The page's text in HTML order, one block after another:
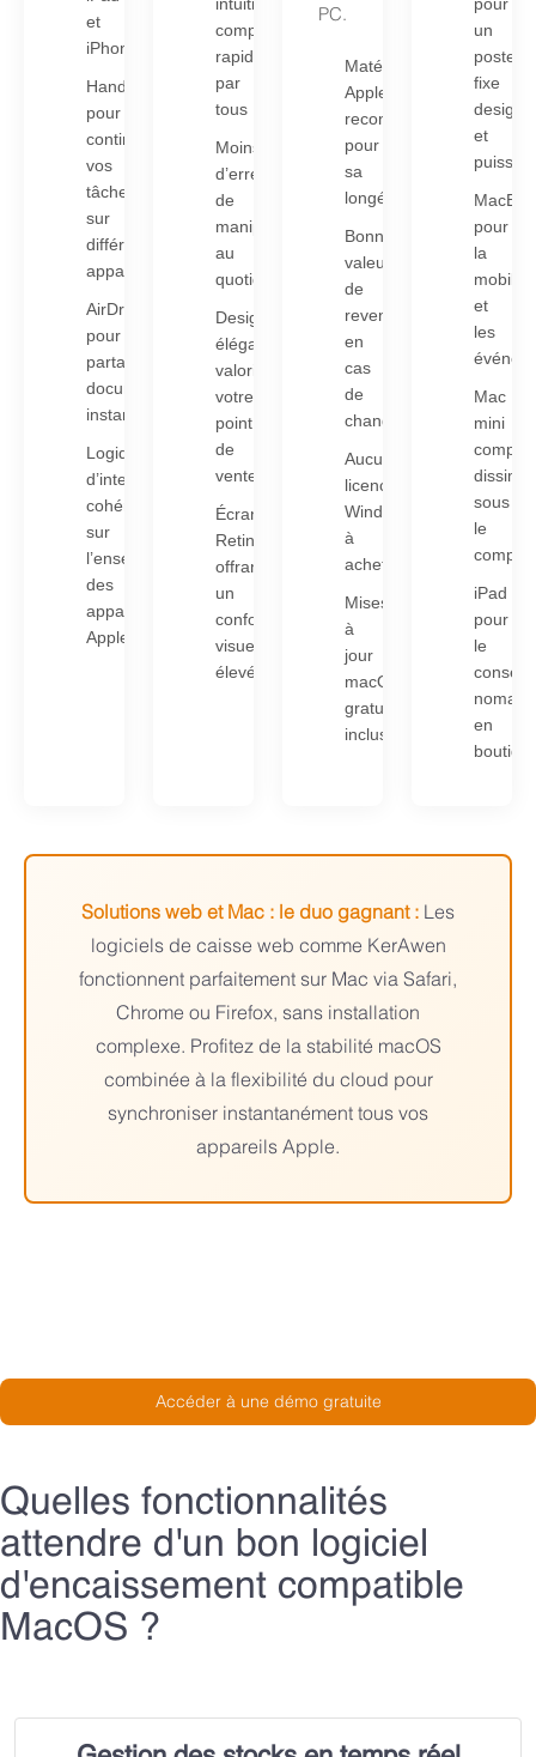
et
iPhone
Handoff
pour
continuer
vos
tâches
sur
différents
appareils
AirDrop
pour
partager
documents
instantanément
Logique
d’interface
cohérente
sur
l’ensemble
des
appareils
Apple
comprise
rapidement
par
tous
Moins
d’erreurs
de
manipulation
au
quotidien
Design
élégant
valorisant
votre
point
de
vente
Écrans
Retina
offrant
un
confort
visuel
élevé
PC.
Matériel
Apple
reconnu
pour
sa
longévité
Bonne
valeur
de
revente
en
cas
de
changement
Aucune
licence
Windows
à
acheter
Mises
à
jour
macOS
gratuites
incluses
un
poste
fixe
design
et
puissant
pour
la
mobilité
et
les
Mac
mini
sous
le
iPad
pour
le
conseil
nomade
en
Solutions web et Mac : le duo gagnant : Les
logiciels de caisse web comme KerAwen
fonctionnent parfaitement sur Mac via Safari,
Chrome ou Firefox, sans installation
complexe. Profitez de la stabilité macOS
combinée à la flexibilité du cloud pour
synchroniser instantanément tous vos
appareils Apple.
Accéder à une démo gratuite
Quelles fonctionnalités
attendre d'un bon logiciel
d'encaissement compatible
MacOS ?